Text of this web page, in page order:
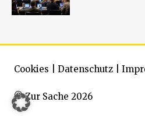
© Zur Sache 2026
Cookies Datenschutz